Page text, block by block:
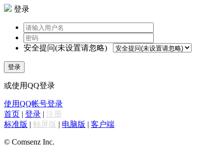
登录
安全提问(未设置请忽略)
登录
或使用QQ登录
使用QQ帐号登录
首页 | 登录 | 注册
标准版 | 触屏版 | 电脑版 | 客户端
© Comsenz Inc.